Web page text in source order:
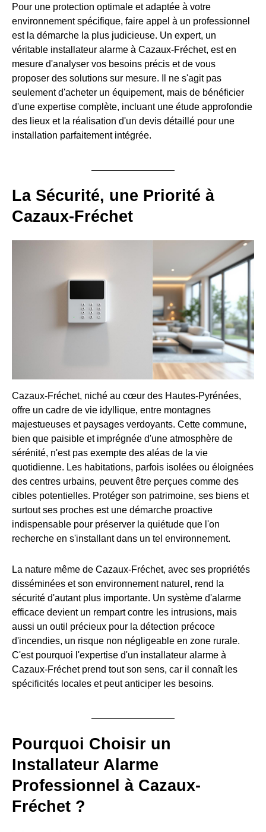
Pour une protection optimale et adaptée à votre
environnement spécifique, faire appel à un professionnel
est la démarche la plus judicieuse. Un expert, un
véritable installateur alarme à Cazaux-Fréchet, est en
mesure d'analyser vos besoins précis et de vous
proposer des solutions sur mesure. Il ne s'agit pas
seulement d'acheter un équipement, mais de bénéficier
d'une expertise complète, incluant une étude approfondie
des lieux et la réalisation d'un devis détaillé pour une
installation parfaitement intégrée.
La Sécurité, une Priorité à
Cazaux-Fréchet
Cazaux-Fréchet, niché au cœur des Hautes-Pyrénées,
offre un cadre de vie idyllique, entre montagnes
majestueuses et paysages verdoyants. Cette commune,
bien que paisible et imprégnée d'une atmosphère de
sérénité, n'est pas exempte des aléas de la vie
quotidienne. Les habitations, parfois isolées ou éloignées
des centres urbains, peuvent être perçues comme des
cibles potentielles. Protéger son patrimoine, ses biens et
surtout ses proches est une démarche proactive
indispensable pour préserver la quiétude que l'on
recherche en s'installant dans un tel environnement.
La nature même de Cazaux-Fréchet, avec ses propriétés
disséminées et son environnement naturel, rend la
sécurité d'autant plus importante. Un système d'alarme
efficace devient un rempart contre les intrusions, mais
aussi un outil précieux pour la détection précoce
d'incendies, un risque non négligeable en zone rurale.
C'est pourquoi l'expertise d'un installateur alarme à
Cazaux-Fréchet prend tout son sens, car il connaît les
spécificités locales et peut anticiper les besoins.
Pourquoi Choisir un
Installateur Alarme
Professionnel à Cazaux-
Fréchet ?